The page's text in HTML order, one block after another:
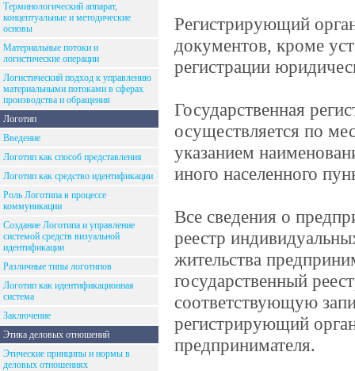
Терминологический аппарат,
концептуальные и методические
основы
Материальные потоки и
логистические операции
Логистический подход к управлению
материальными потоками в сферах
производства и обращения
Логотип
Введение
Логотип как способ представления
Логотип как средство идентификации
Роль Логотипа в процессе
коммуникации
Создание Логотипа и управление
системой средств визуальной
идентификации
Различные типы логотипов
Логотип как идентификационная
система
Заключение
Этика деловых отношений
Этические принципы и нормы в
деловых отношениях
Регистрирующий
документов, кроме
регистрации
Государственная
осуществляется по
указанием
иного населенного
Все сведения о
реестр
жительства
государственный
соответствующую
регистрирующий
предпринимателя.